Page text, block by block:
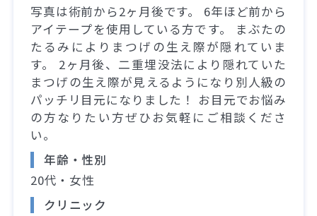
写真は術前から2ヶ月後です。 6年ほど前から
アイテープを使用している方です。 まぶたの
たるみによりまつげの生え際が隠れていま
す。 2ヶ月後、二重埋没法により隠れていた
まつげの生え際が見えるようになり別人級の
パッチリ目元になりました！ お目元でお悩み
の方なりたい方ぜひお気軽にご相談くださ
い。
年齢・性別
20代・女性
クリニック